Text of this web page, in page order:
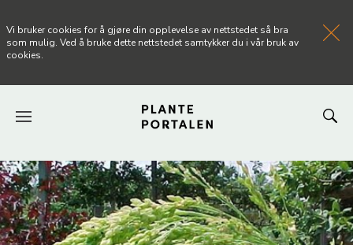
FORSIDEN
NYHETER
Vi bruker cookies for å gjøre din opplevelse av nettstedet så bra
som mulig. Ved å bruke dette nettstedet samtykker du i vår bruk av
cookies.